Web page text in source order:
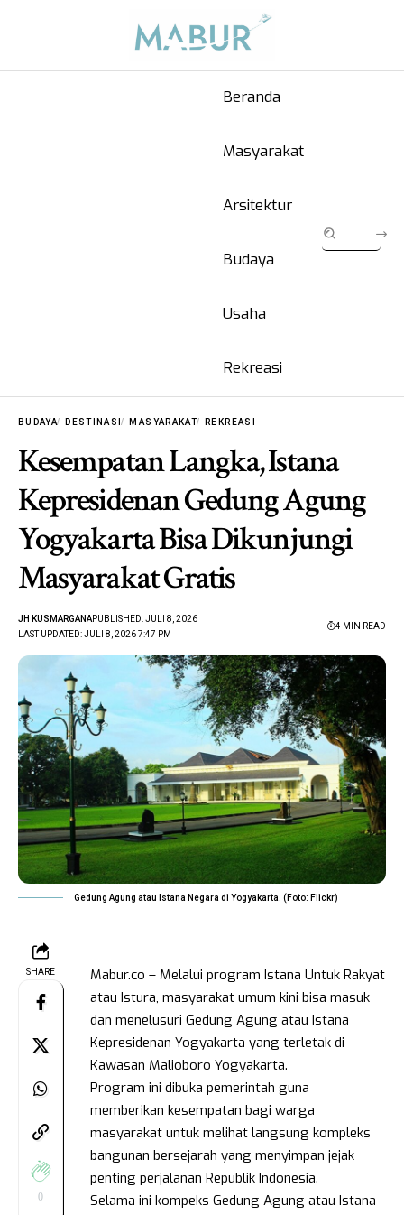
Beranda
Masyarakat
Arsitektur
Budaya
Usaha
Rekreasi
BUDAYA DESTINASI MASYARAKAT REKREASI
Kesempatan Langka, Istana
Kepresidenan Gedung Agung
Yogyakarta Bisa Dikunjungi
Masyarakat Gratis
LAST UPDATED: JULI 8, 2026 7:47 PM
JH KUSMARGANAPUBLISHED: JULI 8, 2026
4 MIN READ
Gedung Agung atau Istana Negara di Yogyakarta. (Foto: Flickr)
SHARE
0
Mabur.co – Melalui program Istana Untuk Rakyat
atau Istura, masyarakat umum kini bisa masuk
dan menelusuri Gedung Agung atau Istana
Kepresidenan Yogyakarta yang terletak di
Kawasan Malioboro Yogyakarta.
Program ini dibuka pemerintah guna
memberikan kesempatan bagi warga
masyarakat untuk melihat langsung kompleks
bangunan bersejarah yang menyimpan jejak
penting perjalanan Republik Indonesia.
Selama ini kompeks Gedung Agung atau Istana